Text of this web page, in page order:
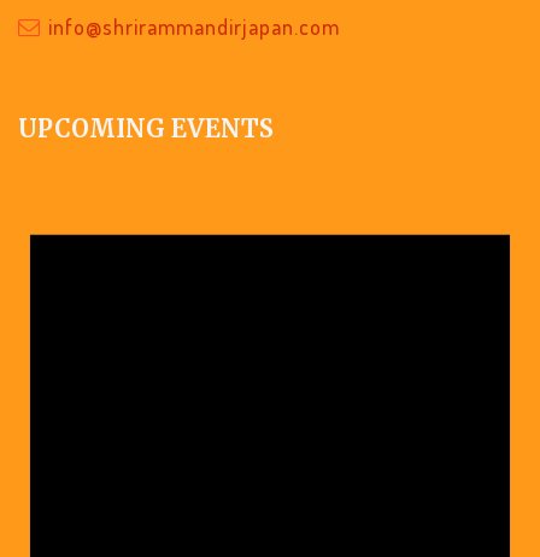
info@shrirammandirjapan.com
UPCOMING EVENTS